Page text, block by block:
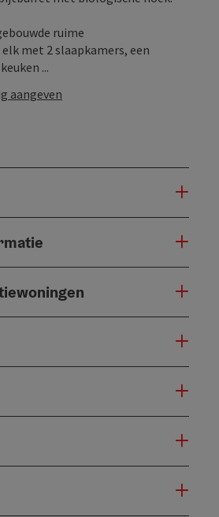
ruime
elk met 2 slaapkamers, een
...
aangeven